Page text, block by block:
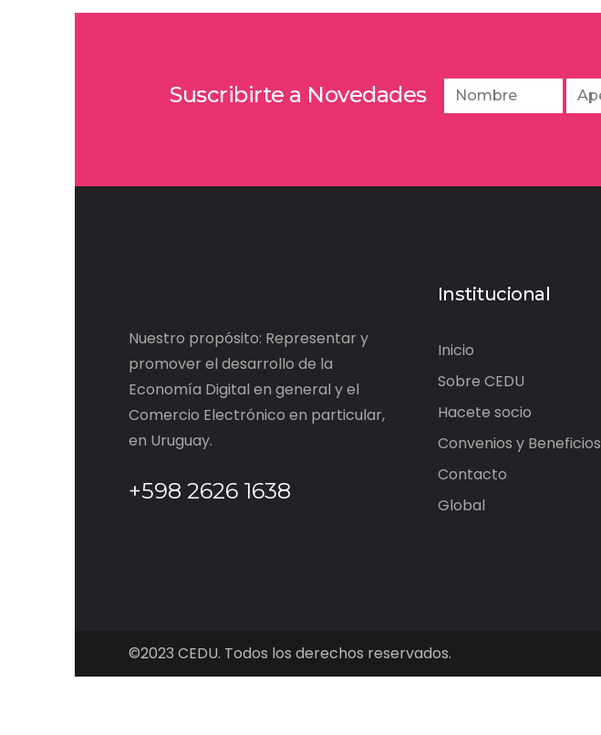
Suscribirte a Novedades
Nuestro propósito: Representar y
promover el desarrollo de la
Economía Digital en general y el
Comercio Electrónico en particular,
en Uruguay.
+598 2626 1638
Institucional
Inicio
Sobre CEDU
Hacete socio
Convenios y Beneficios
Contacto
Global
©2023 CEDU. Todos los derechos reservados.